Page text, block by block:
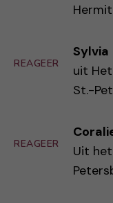
REAGEER
Sylvia
uit
St.-
REAGEER
Uit